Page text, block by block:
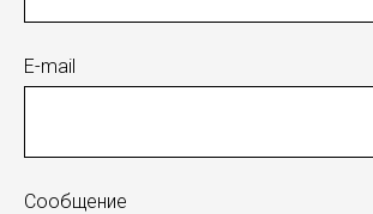
E-mail
Сообщение